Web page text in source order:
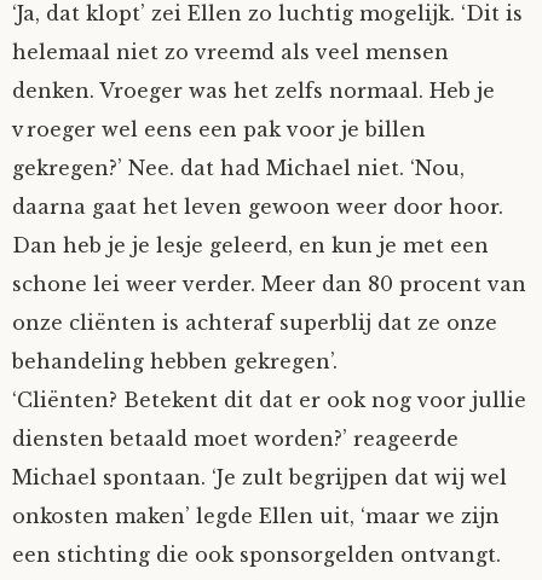
‘Ja, dat klopt’ zei Ellen zo luchtig mogelijk. ‘Dit is
helemaal niet zo vreemd als veel mensen
denken. Vroeger was het zelfs normaal. Heb je
vroeger wel eens een pak voor je billen
gekregen?’ Nee. dat had Michael niet. ‘Nou,
daarna gaat het leven gewoon weer door hoor.
Dan heb je je lesje geleerd, en kun je met een
schone lei weer verder. Meer dan 80 procent van
onze cliënten is achteraf superblij dat ze onze
behandeling hebben gekregen’.
‘Cliënten? Betekent dit dat er ook nog voor jullie
diensten betaald moet worden?’ reageerde
Michael spontaan. ‘Je zult begrijpen dat wij wel
onkosten maken’ legde Ellen uit, ‘maar we zijn
een stichting die ook sponsorgelden ontvangt.